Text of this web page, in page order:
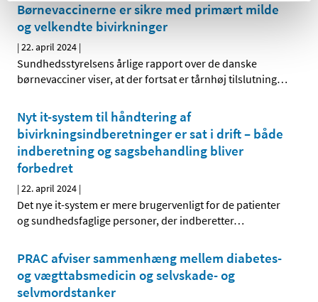
Børnevaccinerne er sikre med primært milde
og velkendte bivirkninger
| 22. april 2024 |
Sundhedsstyrelsens årlige rapport over de danske
børnevacciner viser, at der fortsat er tårnhøj tilslutning…
Nyt it-system til håndtering af
bivirkningsindberetninger er sat i drift – både
indberetning og sagsbehandling bliver
forbedret
|22. april 2024 |
Det nye it-system er mere brugervenligt for de patienter
og sundhedsfaglige personer, der indberetter…
PRAC afviser sammenhæng mellem diabetes-
og vægttabsmedicin og selvskade- og
selvmordstanker